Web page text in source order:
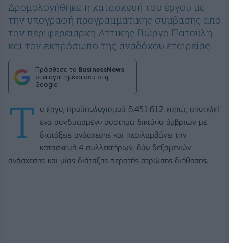
Δρομολογήθηκε η κατασκευή του έργου με
την υπογραφή προγραμματικής σύμβασης από
τον περιφερειάρχη Αττικής Γιώργο Πατούλη
και τον εκπρόσωπο της αναδόχου εταιρείας.
Πρόσθεσε το BusinessNews
στα αγαπημένα σου στη
Google
Τ
ο έργο, προϋπολογισμού 6.451.612 ευρώ, αποτελεί
ένα συνδυασμένο σύστημα δικτύου όμβριων με
διατάξεις ανάσχεσης και περιλαμβάνει την
κατασκευή 4 συλλεκτήρων, δύο δεξαμενών
ανάσχεσης και μίας διάταξης περατής στρώσης διήθησης.